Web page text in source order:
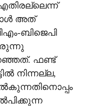
അത്
ബിജെപി
ഫണ്ട്
നിന്നല്ല,